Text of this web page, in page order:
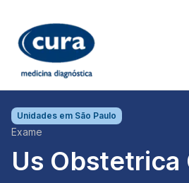
Unidades em São Paulo
Exame
Us Obstetrica